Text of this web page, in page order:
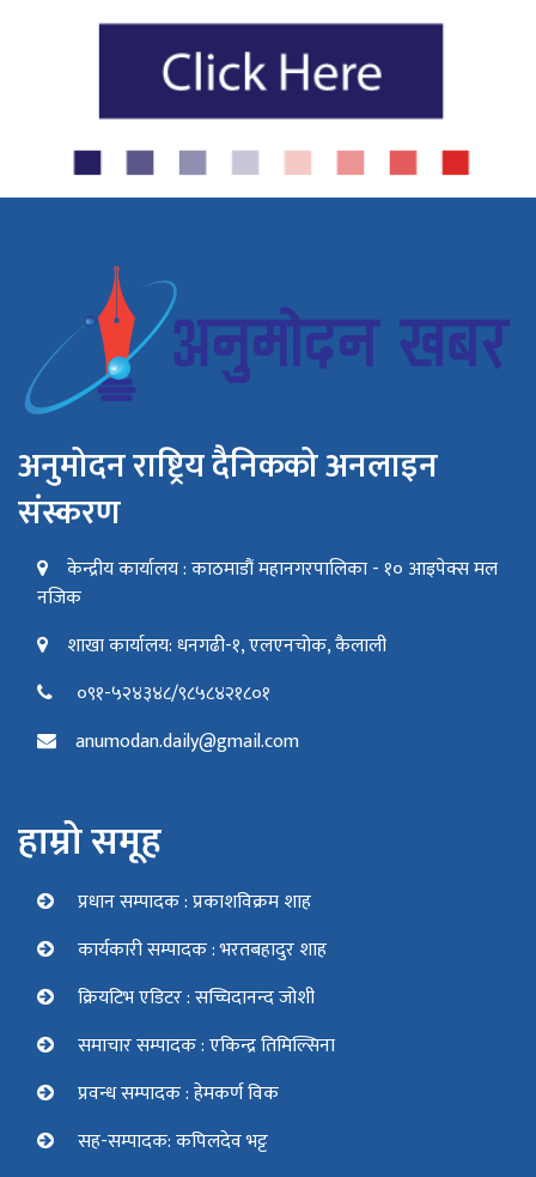
अनुमोदन राष्ट्रिय दैनिकको अनलाइन
संस्करण
केन्द्रीय कार्यालय : काठमाडौं महानगरपालिका - १० आइपेक्स मल
नजिक
शाखा कार्यालय: धनगढी-१, एलएनचोक, कैलाली
०९१-५२४३४८/९८५८४२१८०१
anumodan.daily@gmail.com
हाम्रो समूह
प्रधान सम्पादक : प्रकाशविक्रम शाह
कार्यकारी सम्पादक : भरतबहादुर शाह
क्रियटिभ एडिटर : सच्चिदानन्द जोशी
समाचार सम्पादक : एकिन्द्र तिमिल्सिना
प्रवन्ध सम्पादक : हेमकर्ण विक
सह-सम्पादक: कपिलदेव भट्ट